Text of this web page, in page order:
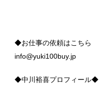
◆お仕事の依頼はこちら
info@yuki100buy.jp
◆中川裕喜プロフィール◆